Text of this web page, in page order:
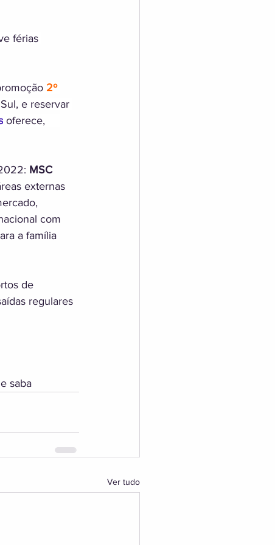
férias
2º
e reservar
oferece,
MSC
externas
com
a família
de
regulares
saba
Ver tudo